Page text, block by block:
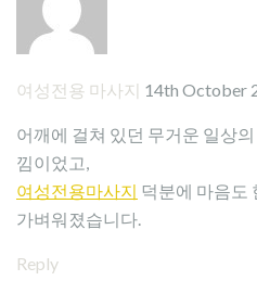
여성전용 마사지 14th October
어깨에 걸쳐 있던 무거운 일상
낌이었고,
여성전용마사지 덕분에 마음도
가벼워졌습니다.
Reply